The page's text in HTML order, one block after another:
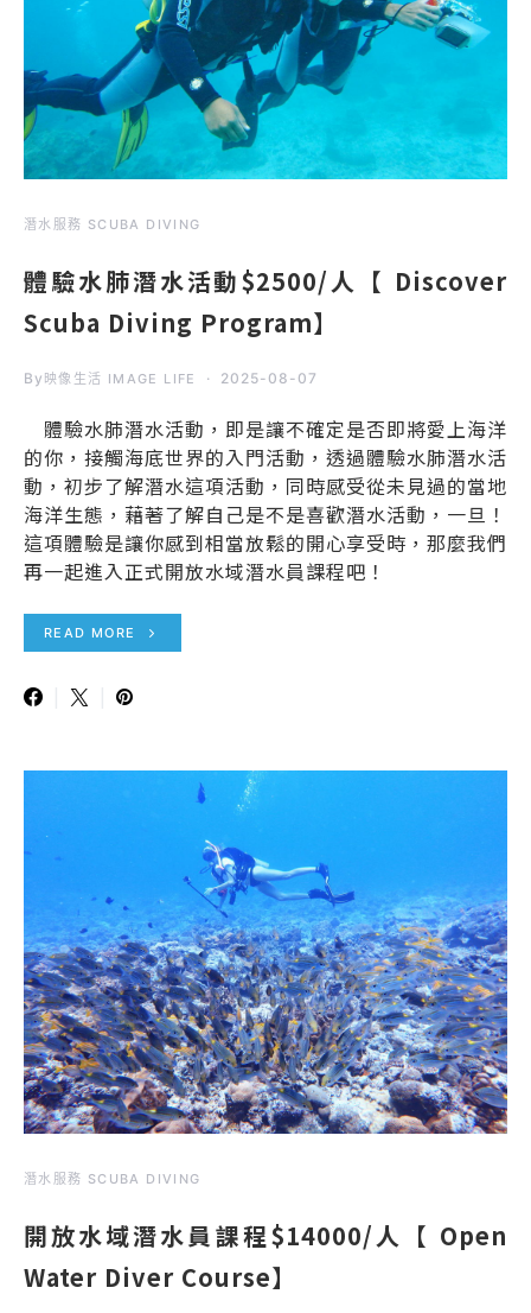
潛水服務 SCUBA DIVING
體驗水肺潛水活動$2500/人【 Discover
Scuba Diving Program】
By 映像生活 IMAGE LIFE 2025-08-07
體驗水肺潛水活動，即是讓不確定是否即將愛上海洋
的你，接觸海底世界的入門活動，透過體驗水肺潛水活
動，初步了解潛水這項活動，同時感受從未見過的當地
海洋生態，藉著了解自己是不是喜歡潛水活動，一旦！
這項體驗是讓你感到相當放鬆的開心享受時，那麼我們
再一起進入正式開放水域潛水員課程吧！
READ MORE
潛水服務 SCUBA DIVING
開放水域潛水員課程$14000/人【 Open
Water Diver Course】